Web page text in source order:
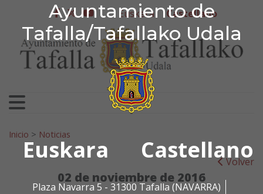
Ayuntamiento de
Tafalla/Tafallako Udala
Euskara Castellano
Plaza Navarra 5 - 31300 Tafalla (NAVARRA)
Ir al contenido
Ayuntamiento de
facebook
twitter
youtube
Euskera Castellano
Search for:
Inicio > Noticias
Volver
02 de noviembre de 2016